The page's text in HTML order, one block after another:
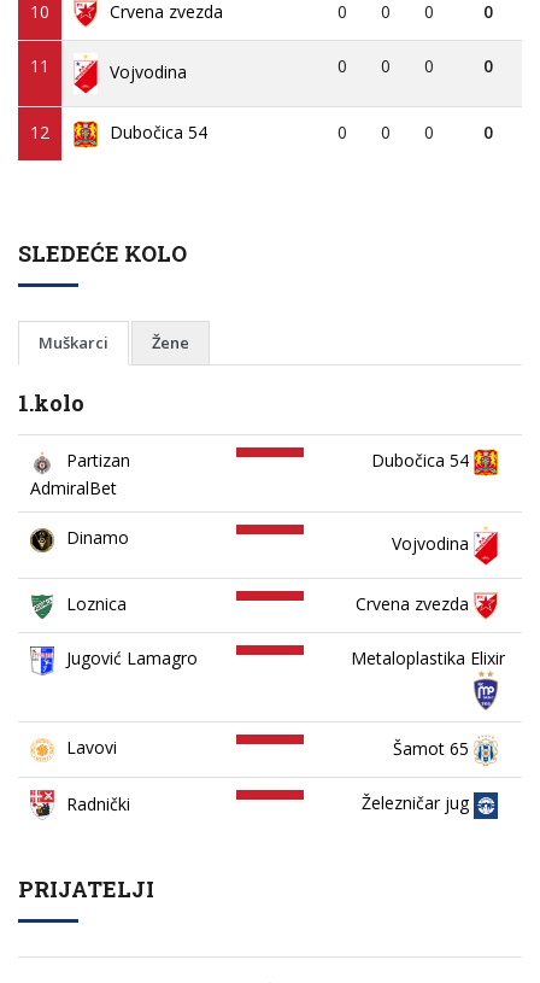
10 Crvena zvezda 0 0 0 0
11 Vojvodina 0 0 0 0
12 Dubočica 54 0 0 0 0
SLEDEĆE KOLO
Muškarci Žene
1.kolo
Partizan
AdmiralBet
Dubočica 54
Dinamo Vojvodina
Loznica Crvena zvezda
Jugović Lamagro Metaloplastika Elixir
Lavovi Šamot 65
Radnički Železničar jug
PRIJATELJI